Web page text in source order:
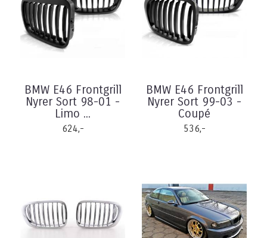
BMW E46 Frontgrill
Nyrer Sort 98-01 -
Limo ...
624,-
BMW E46 Frontgrill
Nyrer Sort 99-03 -
Coupé
536,-